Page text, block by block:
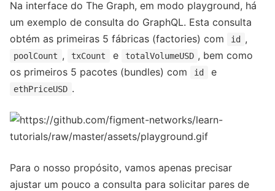
Na interface do The Graph, em modo playground, há
um exemplo de consulta do GraphQL. Esta consulta
obtém as primeiras 5 fábricas (factories) com
id ,
poolCount , txCount e totalVolumeUSD , bem como
os primeiros 5 pacotes (bundles) com
id e
ethPriceUSD .
Para o nosso propósito, vamos apenas precisar
ajustar um pouco a consulta para solicitar pares de